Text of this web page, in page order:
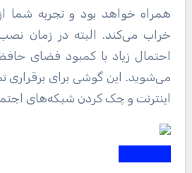
همراه خواهد بود و تجربه شما
خراب می‌کند. البته در زمان
احتمال زیاد با کمبود فضای
می‌شوید. این گوشی برای برقراری
اینترنت و چک کردن شبکه‌های